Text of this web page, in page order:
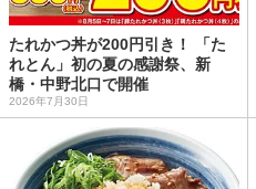
たれかつ丼が200円引き！ 「た
れとん」初の夏の感謝祭、新
橋・中野北口で開催
2026年7月30日